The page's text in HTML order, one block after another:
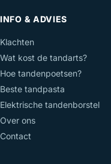
INFO & ADVIES
Klachten
Wat kost de tandarts?
Hoe tandenpoetsen?
Beste tandpasta
Elektrische tandenborstel
Over ons
Contact